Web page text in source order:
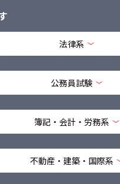
法律系
公務員試験
簿記・会計・労務系
不動産・建築・国際系